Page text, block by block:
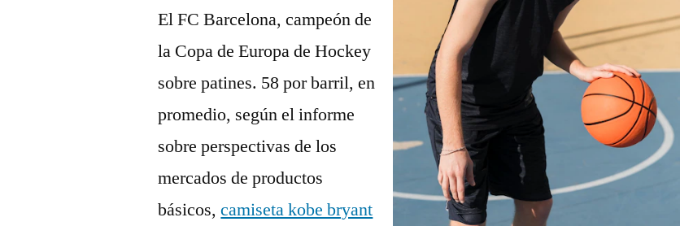
El FC Barcelona, campeón de
la Copa de Europa de Hockey
sobre patines. 58 por barril, en
promedio, según el informe
sobre perspectivas de los
mercados de productos
básicos,camiseta kobe bryant